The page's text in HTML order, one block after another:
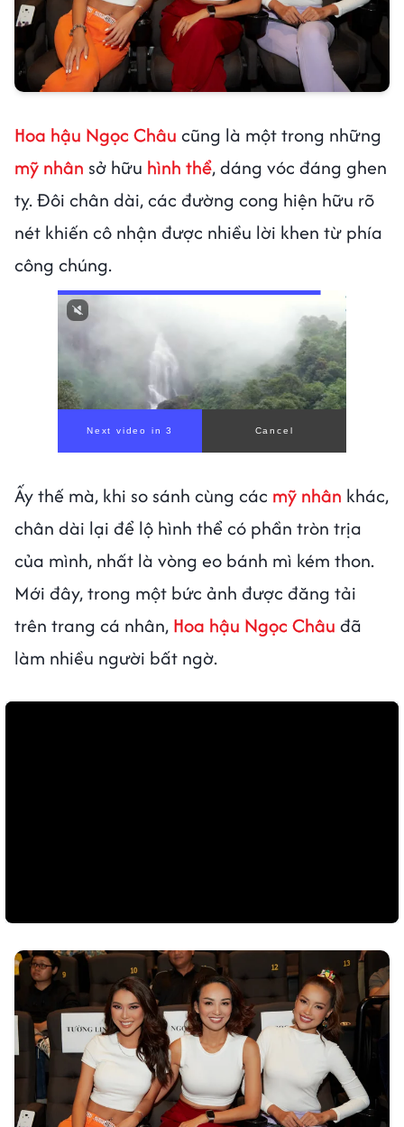
Hoa hậu Ngọc Châu cũng là một trong những
mỹ nhân sở hữu hình thể, dáng vóc đáng ghen
tỵ. Đôi chân dài, các đường cong hiện hữu rõ
nét khiến cô nhận được nhiều lời khen từ phía
công chúng.
Ấy thế mà, khi so sánh cùng các mỹ nhân khác,
chân dài lại để lộ hình thể có phần tròn trịa
của mình, nhất là vòng eo bánh mì kém thon.
Mới đây, trong một bức ảnh được đăng tải
trên trang cá nhân, Hoa hậu Ngọc Châu đã
làm nhiều người bất ngờ.